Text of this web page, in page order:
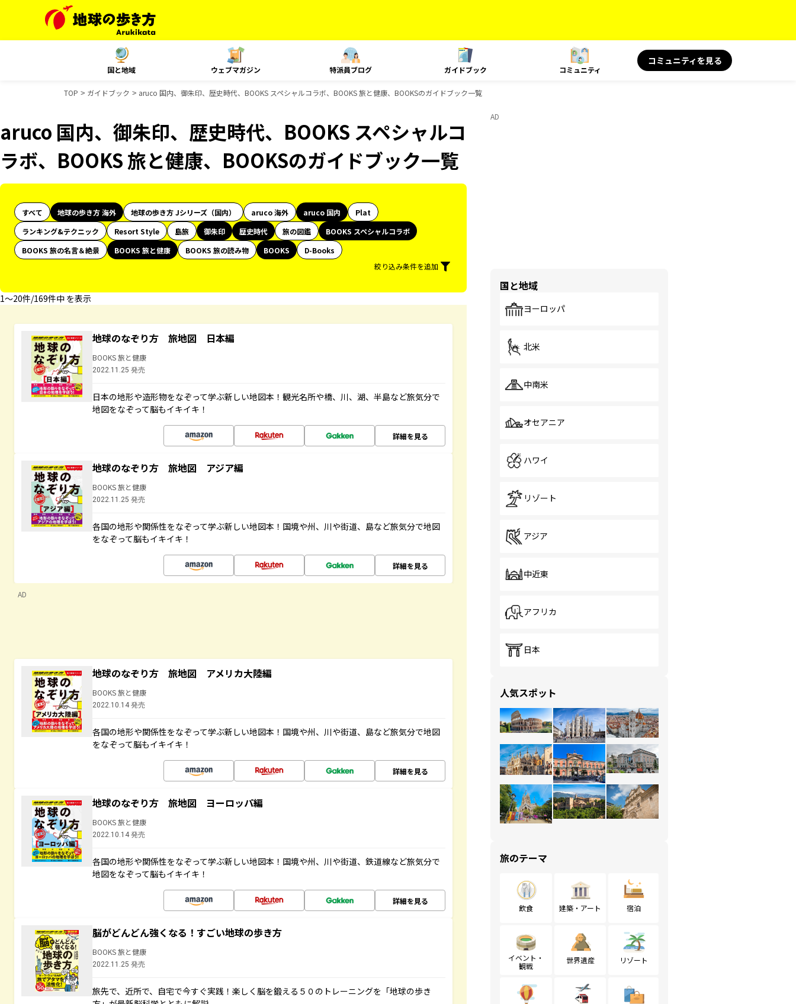
国と地域 ウェブマガジン 特派員ブログ ガイドブック コミュニティ
コミュニティを見る
TOP ガイドブック aruco 国内、御朱印、歴史時代、BOOKS スペシャルコラボ、BOOKS 旅と健康、BOOKSのガイドブック一覧
aruco 国内、御朱印、歴史時代、BOOKS スペシャルコ
ラボ、BOOKS 旅と健康、BOOKSのガイドブック一覧
すべて 地球の歩き方 海外 地球の歩き方 Jシリーズ（国内） aruco 海外 aruco 国内
Plat
ランキング&テクニック
Resort Style 島旅 御朱印 歴史時代 旅の図鑑
BOOKS スペシャルコラボ
BOOKS 旅の名言＆絶景
BOOKS 旅と健康 BOOKS 旅の読み物 BOOKS
D-Books
絞り込み条件を追加
1〜20件/169件中 を表示
地球のなぞり方 旅地図 日本編
BOOKS 旅と健康
2022.11.25 発売
日本の地形や造形物をなぞって学ぶ新しい地図本！観光名所や橋、川、湖、半島など旅気分で
地図をなぞって脳もイキイキ！
詳細を見る
地球のなぞり方 旅地図 アジア編
BOOKS 旅と健康
2022.11.25 発売
各国の地形や関係性をなぞって学ぶ新しい地図本！国境や州、川や街道、島など旅気分で地図
をなぞって脳もイキイキ！
詳細を見る
AD
地球のなぞり方 旅地図 アメリカ大陸編
BOOKS 旅と健康
2022.10.14 発売
各国の地形や関係性をなぞって学ぶ新しい地図本！国境や州、川や街道、島など旅気分で地図
をなぞって脳もイキイキ！
詳細を見る
地球のなぞり方 旅地図 ヨーロッパ編
BOOKS 旅と健康
2022.10.14 発売
各国の地形や関係性をなぞって学ぶ新しい地図本！国境や州、川や街道、鉄道線など旅気分で
地図をなぞって脳もイキイキ！
詳細を見る
脳がどんどん強くなる！すごい地球の歩き方
BOOKS 旅と健康
2022.11.25 発売
旅先で、近所で、自宅で今すぐ実践！楽しく脳を鍛える５０のトレーニングを「地球の歩き
AD
国と地域
ヨーロッパ
北米
中南米
オセアニア
ハワイ
リゾート
アジア
中近東
アフリカ
日本
人気スポット
旅のテーマ
飲食 建築・アート 宿泊
イベント・
観戦
世界遺産 リゾート